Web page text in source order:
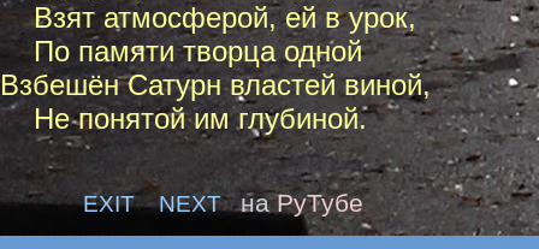
Взят атмосферой, ей в урок,
По памяти творца одной
Взбешён Сатурн властей виной,
Не понятой им глубиной.
EXIT NEXT наРуТубе